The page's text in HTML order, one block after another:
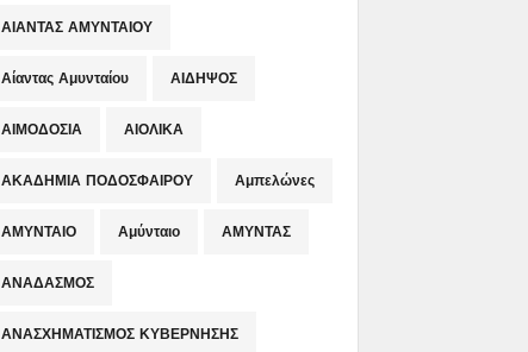
ΑΙΑΝΤΑΣ ΑΜΥΝΤΑΙΟΥ
Αίαντας Αμυνταίου ΑΙΔΗΨΟΣ
ΑΙΜΟΔΟΣΙΑ ΑΙΟΛΙΚΑ
ΑΚΑΔΗΜΙΑ ΠΟΔΟΣΦΑΙΡΟΥ Αμπελώνες
ΑΜΥΝΤΑΙΟ Αμύνταιο ΑΜΥΝΤΑΣ
ΑΝΑΔΑΣΜΟΣ
ΑΝΑΣΧΗΜΑΤΙΣΜΟΣ ΚΥΒΕΡΝΗΣΗΣ